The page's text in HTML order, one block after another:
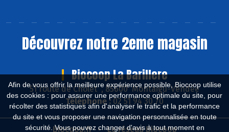
Afin de vous offrir la meilleure expérience possible, Biocoop utilise
des cookies : pour assurer une performance optimale du site, pour
récolter des statistiques afin d'analyser le trafic et la performance
du site et vous proposer une navigation personnalisée en toute
sécurité. Vous pouvez changer d'avis à tout moment en
Découvrez notre 2eme magasin
Biocoop La Barillere
51 route de Cholet , 85600 Montaigu-Vendée
Téléphone : 02 51 94 30 70
Biocoop.fr Le réseau Biocoop